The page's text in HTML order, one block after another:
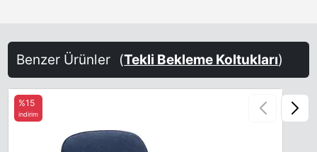
Benzer Ürünler (Tekli Bekleme Koltukları)
%15
indirim